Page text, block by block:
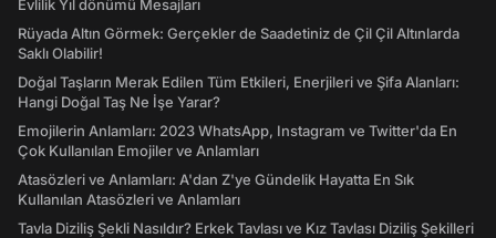
Evlilik Yıl dönümü Mesajları
Rüyada Altın Görmek: Gerçekler de Saadetiniz de Çil Çil Altınlarda
Saklı Olabilir!
Doğal Taşların Merak Edilen Tüm Etkileri, Enerjileri ve Şifa Alanları:
Hangi Doğal Taş Ne İşe Yarar?
Emojilerin Anlamları: 2023 WhatsApp, Instagram ve Twitter'da En
Çok Kullanılan Emojiler ve Anlamları
Atasözleri ve Anlamları: A'dan Z'ye Gündelik Hayatta En Sık
Kullanılan Atasözleri ve Anlamları
Tavla Diziliş Şekli Nasıldır? Erkek Tavlası ve Kız Tavlası Diziliş Şekilleri